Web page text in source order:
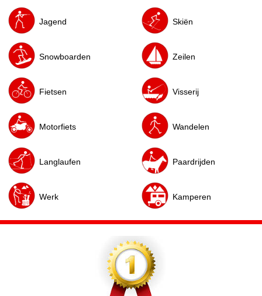
Jagend Skiën
Snowboarden Zeilen
Fietsen Visserij
Motorfiets Wandelen
Langlaufen Paardrijden
Werk Kamperen